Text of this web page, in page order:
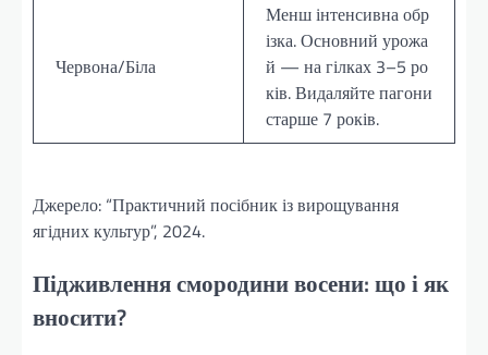
Червона/Біла
Менш інтенсивна обр
ізка. Основний урожа
й — на гілках 3–5 ро
ків. Видаляйте пагони
старше 7 років.
Джерело: “Практичний посібник із вирощування
ягідних культур”, 2024.
Підживлення смородини восени: що і як
вносити?